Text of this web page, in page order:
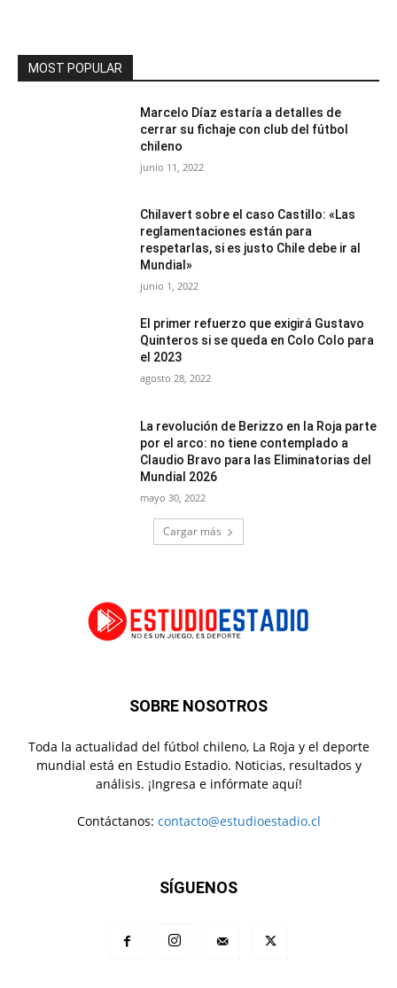
MOST POPULAR
Marcelo Díaz estaría a detalles de
cerrar su fichaje con club del fútbol
chileno
junio 11, 2022
Chilavert sobre el caso Castillo: «Las
reglamentaciones están para
respetarlas, si es justo Chile debe ir al
Mundial»
junio 1, 2022
El primer refuerzo que exigirá Gustavo
Quinteros si se queda en Colo Colo para
el 2023
agosto 28, 2022
La revolución de Berizzo en la Roja parte
por el arco: no tiene contemplado a
Claudio Bravo para las Eliminatorias del
Mundial 2026
mayo 30, 2022
Cargar más
SOBRE NOSOTROS
Toda la actualidad del fútbol chileno, La Roja y el deporte
mundial está en Estudio Estadio. Noticias, resultados y
análisis. ¡Ingresa e infórmate aquí!
Contáctanos: contacto@estudioestadio.cl
SÍGUENOS